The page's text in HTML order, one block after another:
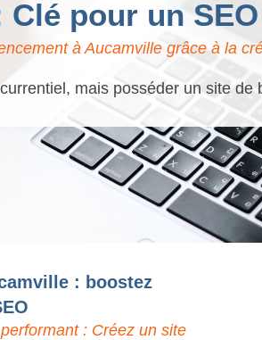
pour un
à Aucamville grâce à la
mais posséder un site
: boostez
: Créez un site